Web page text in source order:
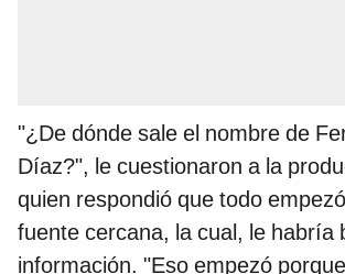
"¿De dónde sale el nombre de
Díaz?", le cuestionaron a la
quien respondió que todo
fuente cercana, la cual, le habría
información. "Eso empezó